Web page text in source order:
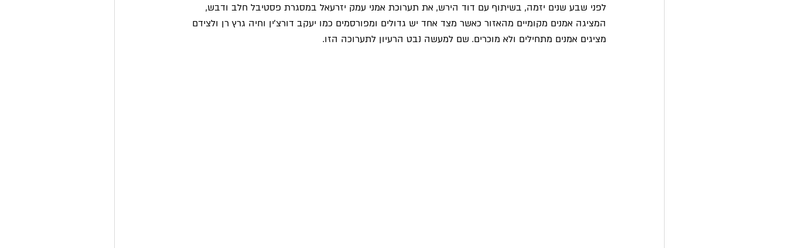
לפני שבע שנים יזמה, בשיתוף עם דוד הירש, את תערוכת אמני עמק יזרעאל במסגרת פסטיבל חלב ודבש,
המציגה אמנים מקומיים מהאזור כאשר מצד אחד יש גדולים ומפורסמים כמו יעקב דורצ'ין וחיה גרץ רן ולצידם
מציגים אמנים מתחילים ולא מוכרים. שם למעשה נבט הרעיון לתערוכה הזו.